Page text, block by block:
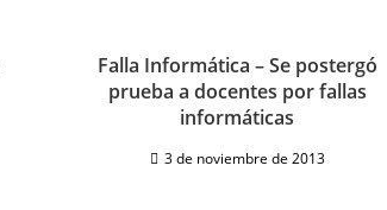
Falla Informática – Se postergó
prueba a docentes por fallas
informáticas
3 de noviembre de 2013